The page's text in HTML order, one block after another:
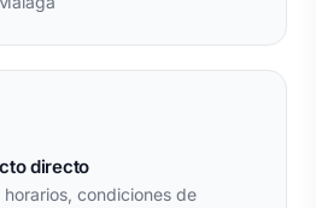
directo
condiciones de